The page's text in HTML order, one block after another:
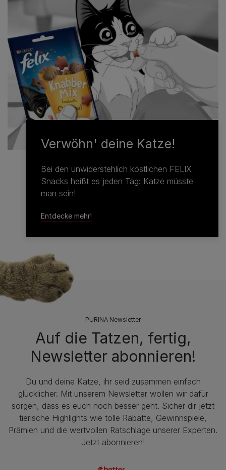
Verwöhn' deine Katze!
Bei den unwiderstehlich köstlichen FELIX
Snacks heißt es jeden Tag: Katze müsste
man sein!
Entdecke mehr!
PURINA Newsletter
Auf die Tatzen, fertig,
Newsletter abonnieren!
Du und deine Katze, ihr seid zusammen einfach
glücklicher. Mit unserem Newsletter wollen wir dafür
sorgen, dass es euch noch besser geht. Sicher dir jetzt
tierische Highlights wie tolle Rabatte, Gewinnspiele,
Prämien und die wertvollen Ratschläge unserer Experten.
Jetzt abonnieren!